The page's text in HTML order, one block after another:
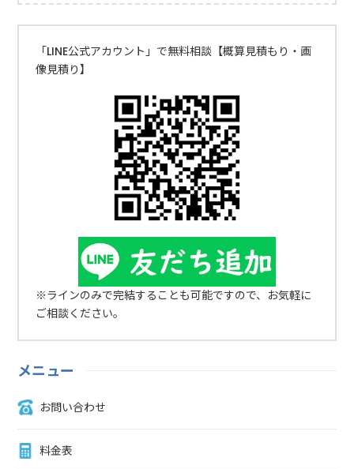
来てもらう相模原市で行っている粗大ごみの戸別収集に申し込みする
と、マッサージチェアを処分できます。マッサージチェアの処分料金
は1,600円（椅子型以外は400円）で決まっているので、あらかじめ粗
大ごみ処理券も用意しておきましょう。詳しい流れはこちらを参考に
してください。相模原市の粗大ごみ収集を依頼する流れ戸別収集に関
しても、収集日に指定の場所までマッサージチェアを搬出しておかな
ければいけません。かなり重たくて一人で搬出するのは難しいため、
人手がなければ現実的な方法ではないでしょう。不用品回収業者に処
分を依頼するマッサージチェアを処分する際に手間をかけたくないの
であれば、不用品回収業者を利用すると、搬出・運搬・処分を全て依
頼できます。なお、状態の良いマッサージチェアであれば、無料引き
取りに対応してもらえるケースもあるので見積り金額を比較してみる
と良いでしょう。処分費用はそれぞれの業者によって異なるため、必
ず見積り内容を確認してください。不用品処分業者の例粗大ゴミ回収
サービス0120-237-046エコキング0120-230-316おかたづけ
Style0120-534-564クリア0120-333-624ゴミ回収バスターズ0120-935-
930マッサージチェアの処分料金マッサージチェアの処分料金は、以
下で決まります。基本料金処分料金オプション料金 基本料金には、
回収場所までの距離や運搬の作業工数などが影響します。また、マッ
サージチェアの処分料金は、大きさや重量により変動し、大きいもの
は、オプション料金が発生する可能性があります。 2階以上に設置さ
必要エレベーターが設置されていない100kgを超えるなど重量が大き
ると、発生する費用も大きくなります。あらかじめ見積りを依頼し、
納得した上で処分を依頼しましょう。家電量販店に処分を依頼する家
「LINE公式アカウント」で無料相談【概算見積もり・画
像見積り】
※ラインのみで完結することも可能ですので、お気軽に
ご相談ください。
メニュー
お問い合わせ
料金表